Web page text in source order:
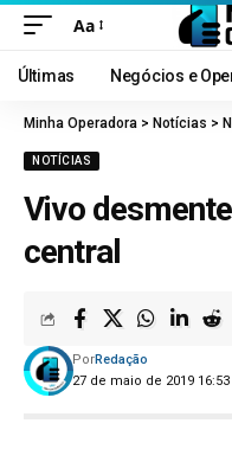
Aa
Últimas Negócios e
Minha Operadora > Notícias >
NOTÍCIAS
Vivo
central
27 de maio de 2019 16:53
PorRedação